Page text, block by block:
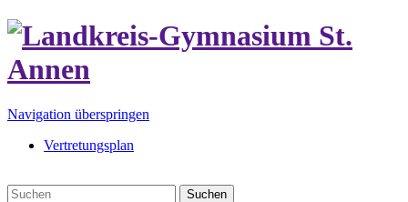
Navigation überspringen
Vertretungsplan
Suchen